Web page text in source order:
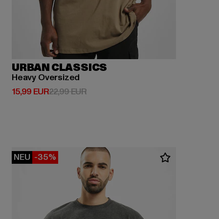
URBAN CLASSICS
Heavy Oversized
15,99 EUR
Derzeitiger Preis: 15,99 EUR
22,99 EURAktionspreis: 22,99 EUR
NEU -35%